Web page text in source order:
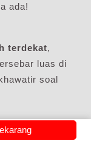
ada!
terdekat,
luas di
soal
dapetin